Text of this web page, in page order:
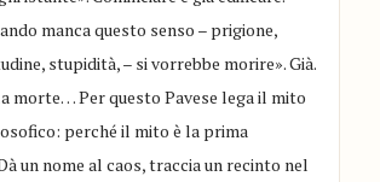
manca questo senso – prigione,
stupidità, – si vorrebbe morire». Già.
morte… Per questo Pavese lega il mito
perché il mito è la prima
un nome al caos, traccia un recinto nel